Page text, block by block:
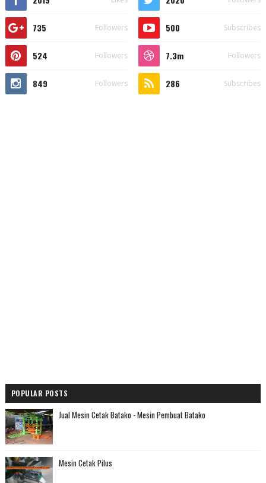
735 Followers 500 Subscribes
524 Followers 7.3m Followers
849 Followers 286 Subscribes
POPULAR POSTS
Jual Mesin Cetak Batako - Mesin Pembuat Batako
Mesin Cetak Pilus